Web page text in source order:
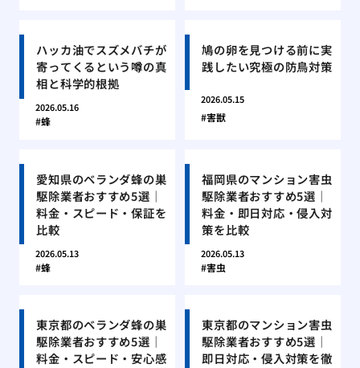
ハッカ油でスズメバチが
寄ってくるという噂の真
相と科学的根拠
2026.05.16
蜂
鳩の卵を見つける前に実
践したい究極の防鳥対策
2026.05.15
害獣
愛知県のベランダ蜂の巣
駆除業者おすすめ5選｜
料金・スピード・保証を
比較
2026.05.13
蜂
福岡県のマンション害虫
駆除業者おすすめ5選｜
料金・即日対応・侵入対
策を比較
2026.05.13
害虫
東京都のベランダ蜂の巣
駆除業者おすすめ5選｜
料金・スピード・安心感
東京都のマンション害虫
駆除業者おすすめ5選｜
即日対応・侵入対策を徹